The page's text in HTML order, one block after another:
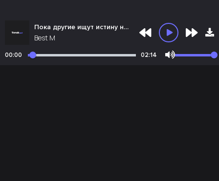
Пока другие ищут истину на дне бокала (полная версия)
Best M
00:00 02:14